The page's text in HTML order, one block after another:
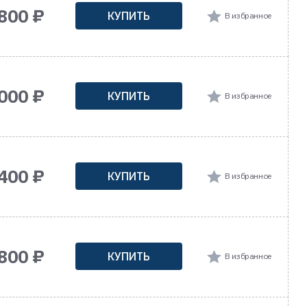
₽ КУПИТЬ В избранное
₽ КУПИТЬ В избранное
₽ КУПИТЬ В избранное
₽ КУПИТЬ В избранное